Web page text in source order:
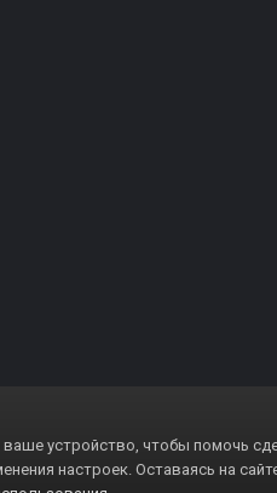
ваше устройство, чтобы помочь
настроек. Оставаясь на